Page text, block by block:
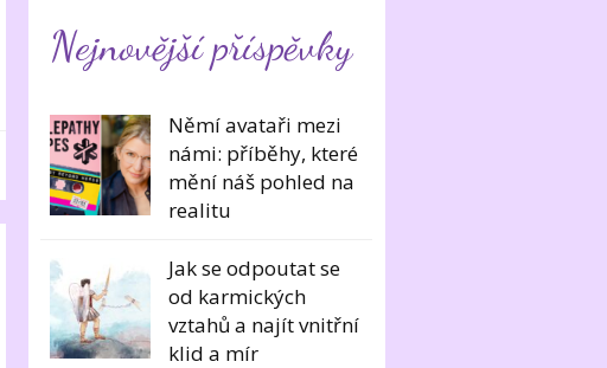
Nejnovější příspěvky
Němí avataři mezi
námi: příběhy, které
mění náš pohled na
realitu
Jak se odpoutat se
od karmických
vztahů a najít vnitřní
klid a mír